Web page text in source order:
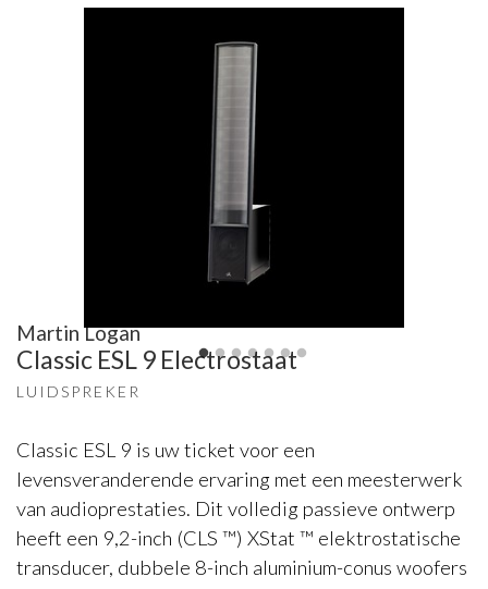
Martin Logan
Classic ESL 9 Electrostaat
LUIDSPREKER
Classic ESL 9 is uw ticket voor een
levensveranderende ervaring met een meesterwerk
van audioprestaties. Dit volledig passieve ontwerp
heeft een 9,2-inch (CLS ™) XStat ™ elektrostatische
transducer, dubbele 8-inch aluminium-conus woofers